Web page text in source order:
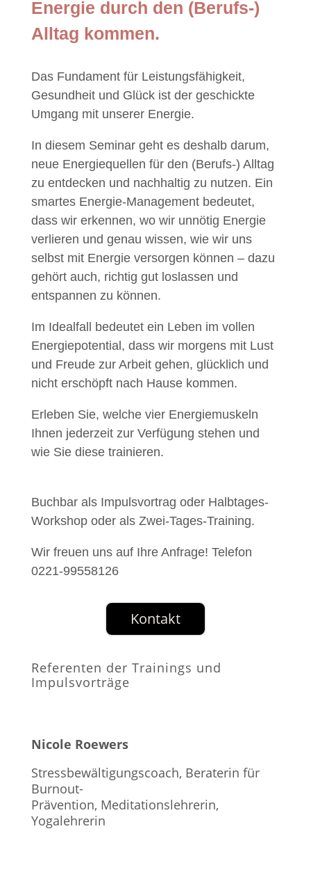
Energie durch den (Berufs-)
Alltag kommen.
Das Fundament für Leistungsfähigkeit,
Gesundheit und Glück ist der geschickte
Umgang mit unserer Energie.
In diesem Seminar geht es deshalb darum,
neue Energiequellen für den (Berufs-) Alltag
zu entdecken und nachhaltig zu nutzen. Ein
smartes Energie-Management bedeutet,
dass wir erkennen, wo wir unnötig Energie
verlieren und genau wissen, wie wir uns
selbst mit Energie versorgen können – dazu
gehört auch, richtig gut loslassen und
entspannen zu können.
Im Idealfall bedeutet ein Leben im vollen
Energiepotential, dass wir morgens mit Lust
und Freude zur Arbeit gehen, glücklich und
nicht erschöpft nach Hause kommen.
Erleben Sie, welche vier Energiemuskeln
Ihnen jederzeit zur Verfügung stehen und
wie Sie diese trainieren.
Buchbar als Impulsvortrag oder Halbtages-
Workshop oder als Zwei-Tages-Training.
Wir freuen uns auf Ihre Anfrage! Telefon
0221-99558126
Kontakt
Referenten der Trainings und
Impulsvorträge
​Nicole Roewers
Stressbewältigungscoach, Beraterin für
Burnout-
Prävention, Meditationslehrerin,
Yogalehrerin